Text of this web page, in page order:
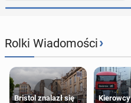
Rolki Wiadomości›
Bristol znalazł się
Kierowcy